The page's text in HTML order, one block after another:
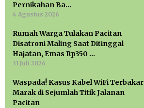
Pernikahan Ba…
4 Agustus 2026
Rumah Warga Tulakan Pacitan
Disatroni Maling Saat Ditinggal
Hajatan, Emas Rp350 …
31 Juli 2026
Waspada! Kasus Kabel WiFi Terbakar
Marak di Sejumlah Titik Jalanan
Pacitan